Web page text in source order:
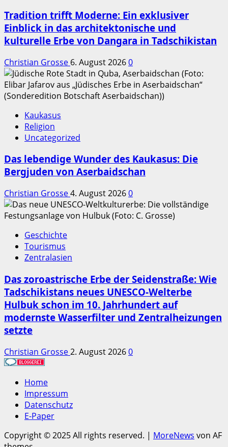
Tradition trifft Moderne: Ein exklusiver
Einblick in das architektonische und
kulturelle Erbe von Dangara in Tadschikistan
Christian Grosse 6. August 20260
Kaukasus
Religion
Uncategorized
Das lebendige Wunder des Kaukasus: Die
Bergjuden von Aserbaidschan
Christian Grosse4. August 20260
Geschichte
Tourismus
Zentralasien
Das zoroastrische Erbe der Seidenstraße: Wie
Tadschikistans neues UNESCO-Welterbe
Hulbuk schon im 10. Jahrhundert auf
modernste Wasserfilter und Zentralheizungen
setzte
Christian Grosse2. August 20260
Home
Impressum
Datenschutz
E-Paper
Copyright © 2025 All rights reserved. | MoreNews von AF